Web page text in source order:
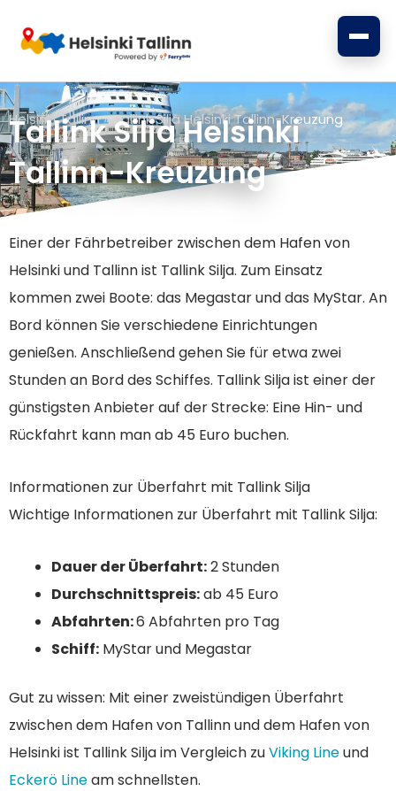
Inhalt
springen
Helsinki Tallinn»Tallink Silja Helsinki Tallinn-Kreuzung
Tallink Silja Helsinki
Tallinn-Kreuzung
Einer der Fährbetreiber zwischen dem Hafen von
Helsinki und Tallinn ist Tallink Silja. Zum Einsatz
kommen zwei Boote: das Megastar und das MyStar. An
Bord können Sie verschiedene Einrichtungen
genießen. Anschließend gehen Sie für etwa zwei
Stunden an Bord des Schiffes. Tallink Silja ist einer der
günstigsten Anbieter auf der Strecke: Eine Hin- und
Rückfahrt kann man ab 45 Euro buchen.
Informationen zur Überfahrt mit Tallink Silja
Wichtige Informationen zur Überfahrt mit Tallink Silja:
Dauer der Überfahrt:2 Stunden
Durchschnittspreis:ab 45 Euro
Abfahrten:6 Abfahrten pro Tag
Schiff: MyStar und Megastar
Gut zu wissen: Mit einer zweistündigen Überfahrt
zwischen dem Hafen von Tallinn und dem Hafen von
Helsinki ist Tallink Silja im Vergleich zuViking Lineund
Eckerö Lineam schnellsten.